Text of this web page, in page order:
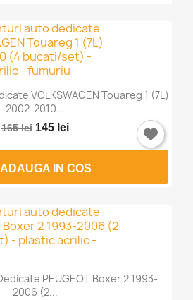
VOLKSWAGEN Touareg 1 (7L)
2002-2010...
165 lei 145 lei
ADAUGA IN COS
PEUGEOT Boxer 2 1993-
2006 (2...